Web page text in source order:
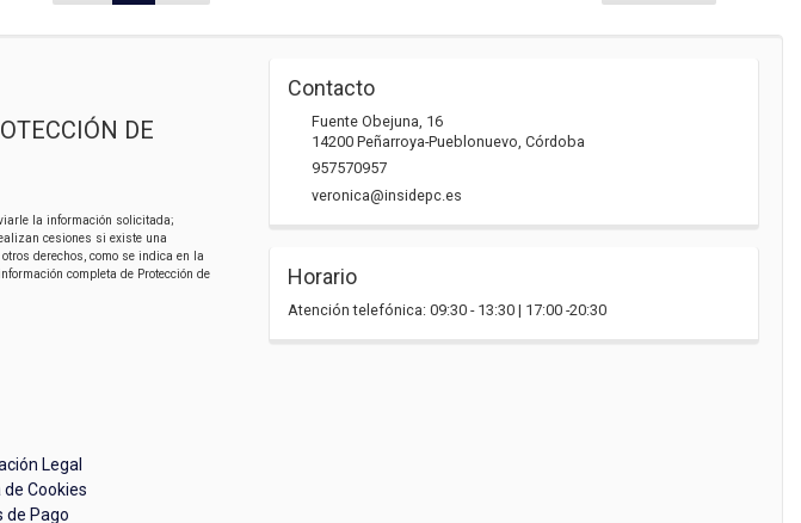
DE
la información solicitada;
cesiones si existe una
derechos, como se indica en la
completa de Protección de
Legal
de Cookies
de Pago
Contacto
Fuente Obejuna, 16
14200 Peñarroya-Pueblonuevo, Córdoba
957570957
veronica@insidepc.es
Horario
Atención telefónica: 09:30 - 13:30 | 17:00 -20:30